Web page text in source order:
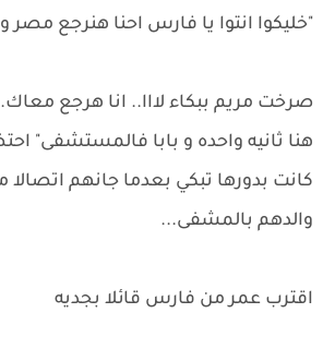
"خليكوا انتوا يا فارس احنا هنرجع مصر
صرخت مريم ببكاء لااا.. انا هرجع
هنا ثانيه واحده و بابا فالمستشفى"
كانت بدورها تبكي بعدما جانهم اتصالا
والدهم بالمشفى...
اقترب عمر من فارس قائلا بجديه